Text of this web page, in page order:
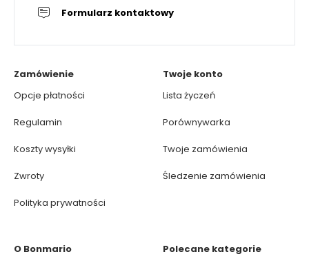
Formularz kontaktowy
Zamówienie
Opcje płatności
Regulamin
Koszty wysyłki
Zwroty
Polityka prywatności
Twoje konto
Lista życzeń
Porównywarka
Twoje zamówienia
Śledzenie zamówienia
O Bonmario
Polecane kategorie